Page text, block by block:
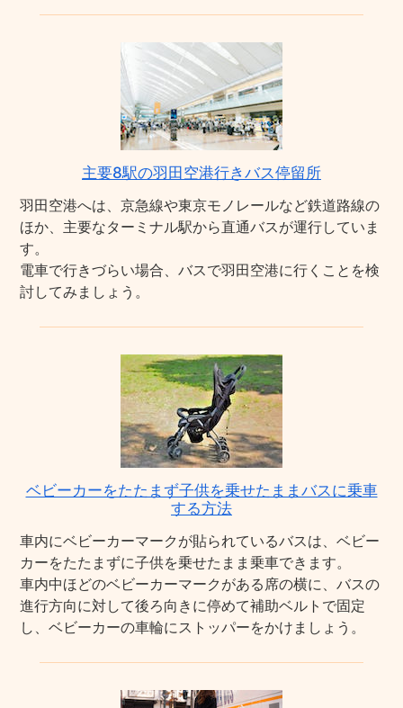
主要8駅の羽田空港行きバス停留所
羽田空港へは、京急線や東京モノレールなど鉄道路線の
ほか、主要なターミナル駅から直通バスが運行していま
す。
電車で行きづらい場合、バスで羽田空港に行くことを検
討してみましょう。
ベビーカーをたたまず子供を乗せたままバスに乗車
する方法
車内にベビーカーマークが貼られているバスは、ベビー
カーをたたまずに子供を乗せたまま乗車できます。
車内中ほどのベビーカーマークがある席の横に、バスの
進行方向に対して後ろ向きに停めて補助ベルトで固定
し、ベビーカーの車輪にストッパーをかけましょう。